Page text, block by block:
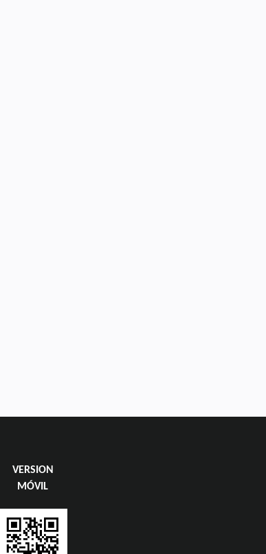
VERSION
MÓVIL